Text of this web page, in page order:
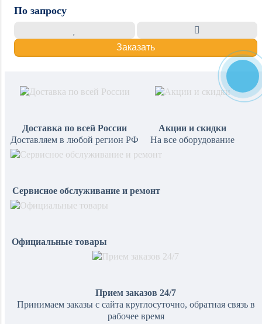
По запросу
Заказать
Доставка по всей России
Доставляем в любой регион РФ
Акции и скидки
На все оборудование
Сервисное обслуживание и ремонт
Официальные товары
Прием заказов 24/7
Принимаем заказы с сайта круглосуточно, обратная связь в
рабочее время